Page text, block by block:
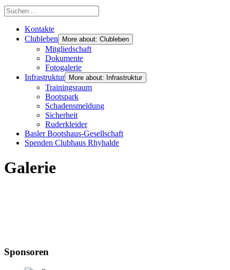
Kontakte
Clubleben
More about: Clubleben
Mitgliedschaft
Dokumente
Fotogalerie
Infrastruktur
More about: Infrastruktur
Trainingsraum
Bootspark
Schadensmeldung
Sicherheit
Ruderkleider
Basler Bootshaus-Gesellschaft
Spenden Clubhaus Rhyhalde
Galerie
Sponsoren